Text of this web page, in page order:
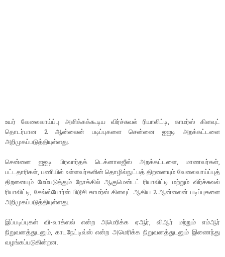
உயர் வேலைவாய்ப்பு அளிக்கக்கூடிய விர்ச்சுவல் ரியாலிட்டி, காமர்ஸ் கிளவுட்
தொடர்பான 2 ஆன்லைன் படிப்புகளை சென்னை ஐஐடி அறக்கட்டளை
அறிமுகப்படுத்தியுள்ளது.
சென்னை ஐஐடி பிரவார்தக் டெக்னாலஜீஸ் அறக்கட்டளை, மாணவர்கள்,
பட்டதாரிகள், பணியில் உள்ளவர்களின் தொழில்நுட்பத் திறனையும் வேலைவாய்ப்புத்
திறனையும் மேம்படுத்தும் நோக்கில் ஆகுமென்டட் ரியாலிட்டி மற்றும் விர்ச்சுவல்
ரியாலிட்டி, சேல்ஸ்போர்ஸ் பிடூசி காமர்ஸ் கிளவுட் ஆகிய 2 ஆன்லைன் படிப்புகளை
அறிமுகப்படுத்தியுள்ளது.
இப்படிப்புகள் வி-வாக்ஸல் என்ற அமெரிக்க ஏஆர், விஆர் மற்றும் எம்ஆர்
நிறுவனத்துடனும், காடநேட்டிவ்ஸ் என்ற அமெரிக்க நிறுவனத்துடனும் இணைந்து
வழங்கப்படுகின்றன.